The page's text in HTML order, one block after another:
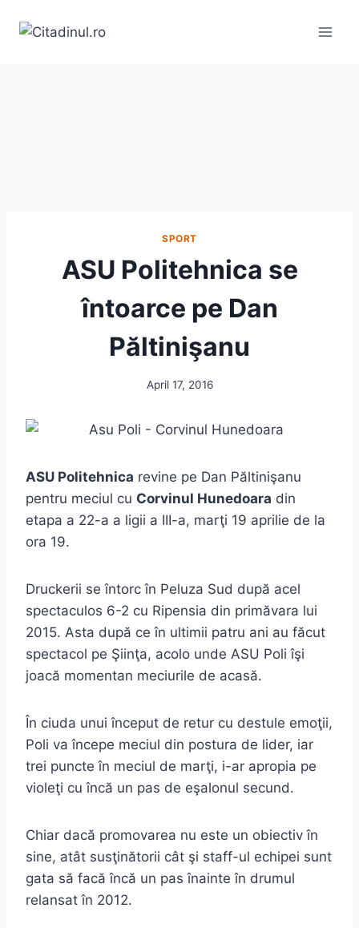
SPORT
ASU Politehnica se
întoarce pe Dan
Păltinişanu
April 17, 2016
ASU Politehnica revine pe Dan Păltinişanu
pentru meciul cu Corvinul Hunedoara din
etapa a 22-a a ligii a III-a, marţi 19 aprilie de la
ora 19.
Druckerii se întorc în Peluza Sud după acel
spectaculos 6-2 cu Ripensia din primăvara lui
2015. Asta după ce în ultimii patru ani au făcut
spectacol pe Şiinţa, acolo unde ASU Poli îşi
joacă momentan meciurile de acasă.
În ciuda unui început de retur cu destule emoţii,
Poli va începe meciul din postura de lider, iar
trei puncte în meciul de marţi, i-ar apropia pe
violeţi cu încă un pas de eşalonul secund.
Chiar dacă promovarea nu este un obiectiv în
sine, atât susţinătorii cât şi staff-ul echipei sunt
gata să facă încă un pas înainte în drumul
relansat în 2012.